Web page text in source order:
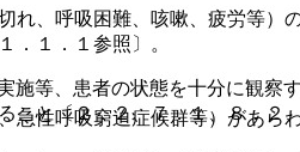
、呼吸困難、咳嗽、疲労等）
．１．１参照〕。
等、患者の状態を十分に観察
と〔２．２、７．１、８．２
性呼吸窮迫症候群等）があら